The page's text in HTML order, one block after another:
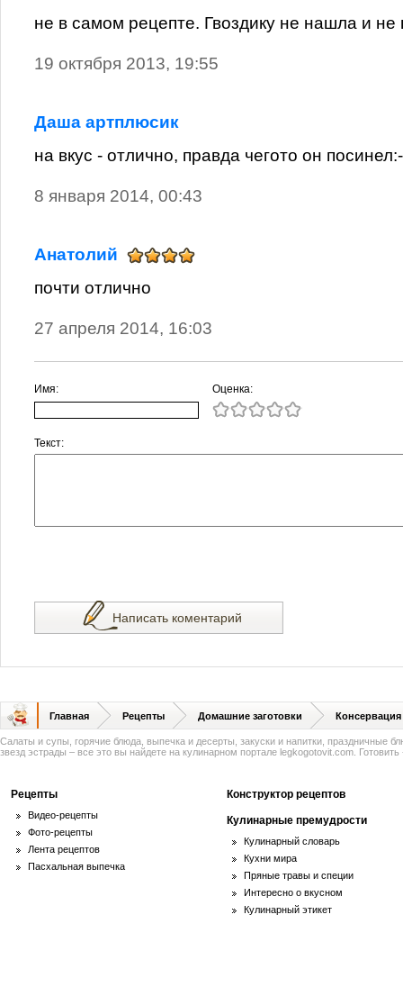
не в самом рецепте. Гвоздику не нашла и
19 октября 2013, 19:55
Даша артплюсик
на вкус - отлично, правда чегото он
8 января 2014, 00:43
Анатолий
почти отлично
27 апреля 2014, 16:03
Имя: Оценка:
Текст:
Написать коментарий
Главная Рецепты Домашние заготовки
Салаты и супы, горячие блюда, выпечка и десерты, закуски и напитки, праздничные
звезд эстрады – все это вы найдете на кулинарном портале legkogotovit.com. Готовить
Рецепты
Видео-рецепты
Фото-рецепты
Лента рецептов
Пасхальная выпечка
Конструктор рецептов
Кулинарные премудрости
Кулинарный словарь
Кухни мира
Пряные травы и специи
Интересно о вкусном
Кулинарный этикет